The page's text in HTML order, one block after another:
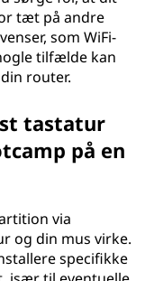
tæt på andre
som WiFi-
tilfælde kan
router.
tastatur
på en
via
og din mus virke.
specifikke